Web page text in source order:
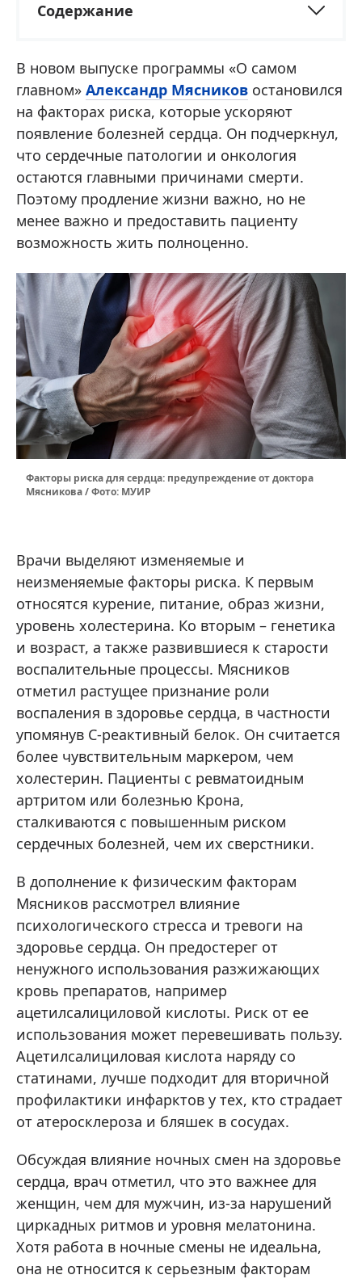
Содержание
В новом выпуске программы «О самом
главном» Александр Мясников остановился
на факторах риска, которые ускоряют
появление болезней сердца. Он подчеркнул,
что сердечные патологии и онкология
остаются главными причинами смерти.
Поэтому продление жизни важно, но не
менее важно и предоставить пациенту
возможность жить полноценно.
Факторы риска для сердца: предупреждение от доктора
Мясникова / Фото: МУИР
Врачи выделяют изменяемые и
неизменяемые факторы риска. К первым
относятся курение, питание, образ жизни,
уровень холестерина. Ко вторым – генетика
и возраст, а также развившиеся к старости
воспалительные процессы. Мясников
отметил растущее признание роли
воспаления в здоровье сердца, в частности
упомянув С-реактивный белок. Он считается
более чувствительным маркером, чем
холестерин. Пациенты с ревматоидным
артритом или болезнью Крона,
сталкиваются с повышенным риском
сердечных болезней, чем их сверстники.
В дополнение к физическим факторам
Мясников рассмотрел влияние
психологического стресса и тревоги на
здоровье сердца. Он предостерег от
ненужного использования разжижающих
кровь препаратов, например
ацетилсалициловой кислоты. Риск от ее
использования может перевешивать пользу.
Ацетилсалициловая кислота наряду со
статинами, лучше подходит для вторичной
профилактики инфарктов у тех, кто страдает
от атеросклероза и бляшек в сосудах.
Обсуждая влияние ночных смен на здоровье
сердца, врач отметил, что это важнее для
женщин, чем для мужчин, из-за нарушений
циркадных ритмов и уровня мелатонина.
Хотя работа в ночные смены не идеальна,
она не относится к серьезным факторам